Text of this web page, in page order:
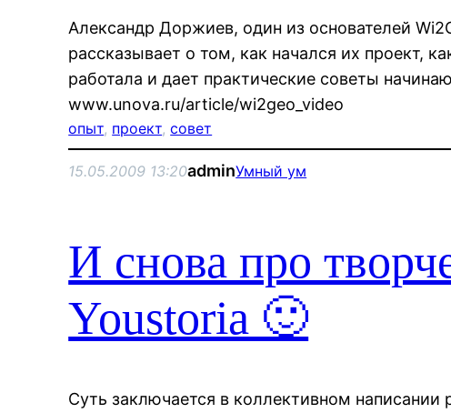
Александр Доржиев, один из основателей
рассказывает о том, как начался их проект,
работала и дает практические советы
www.unova.ru/article/wi2geo_video
опыт, проект, совет
15.05.2009 13:20adminУмный ум
И снова про
Youstoria 🙂
Суть заключается в коллективном написании